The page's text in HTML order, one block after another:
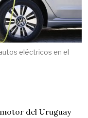
eléctricos en el
del Uruguay